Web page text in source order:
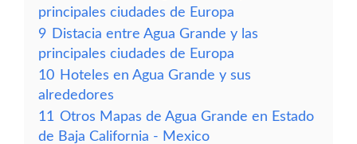
principales ciudades de Europa
9 Distacia entre Agua Grande y las
principales ciudades de Europa
10 Hoteles en Agua Grande y sus
alrededores
11 Otros Mapas de Agua Grande en Estado
de Baja California - Mexico